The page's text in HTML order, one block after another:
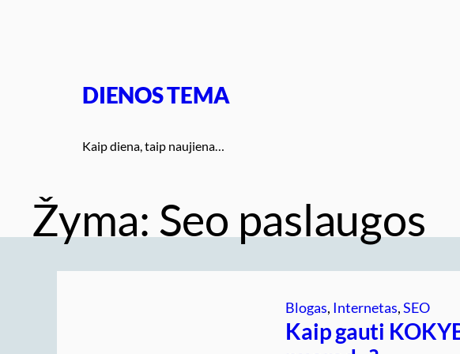
DIENOS TEMA
Kaip diena, taip naujiena…
Žyma: Seo paslaugos
Blogas, Internetas, SEO
Kaip gauti